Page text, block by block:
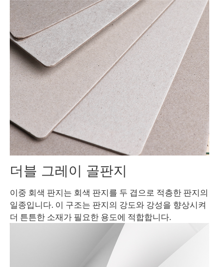
더블 그레이 골판지
이중 회색 판지는 회색 판지를 두 겹으로 적층한 판지의
일종입니다. 이 구조는 판지의 강도와 강성을 향상시켜
더 튼튼한 소재가 필요한 용도에 적합합니다.